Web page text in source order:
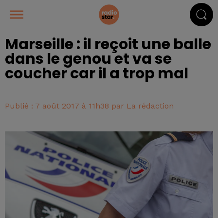
Marseille : il reçoit une balle
dans le genou et va se
coucher car il a trop mal
Publié : 7 août 2017 à 11h38 par La rédaction